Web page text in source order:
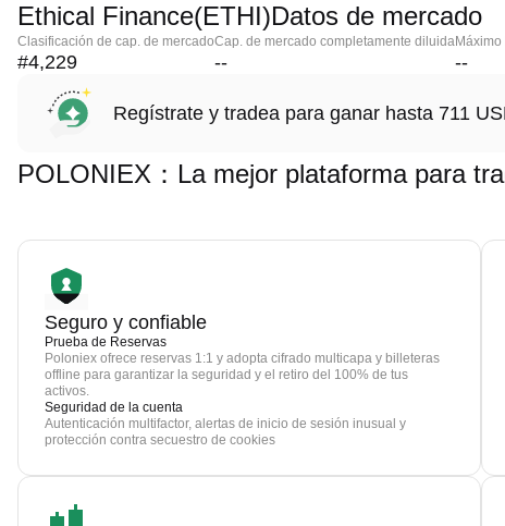
Ethical Finance(ETHI)Datos de mercado
Clasificación de cap. de mercado
#4,229
Cap. de mercado completamente diluida
-- --
Regístrate y tradea para ganar hasta 711
POLONIEX：La mejor plataforma para
Seguro y confiable
Prueba de Reservas
Poloniex ofrece reservas 1:1 y adopta cifrado multicapa y billeteras
offline para garantizar la seguridad y el retiro del 100% de tus
activos.
Seguridad de la cuenta
Autenticación multifactor, alertas de inicio de sesión inusual y
protección contra secuestro de cookies